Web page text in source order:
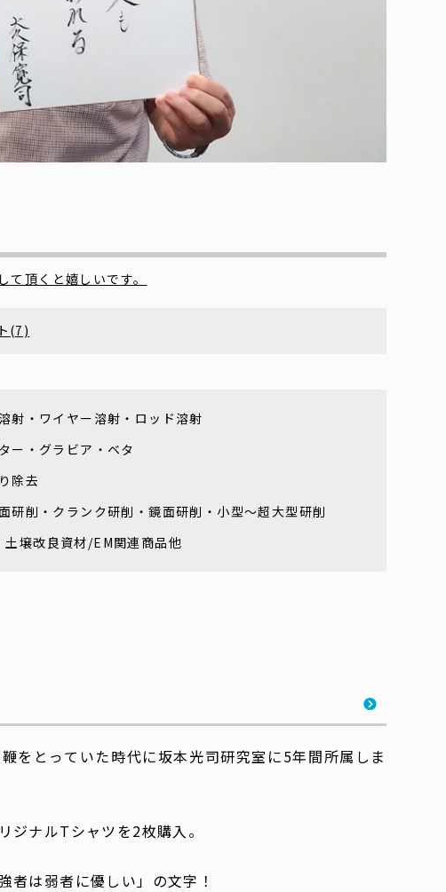
頂くと嬉しいです。
(7)
射・ワイヤー溶射・ロッド溶射
ー・グラビア・ベタ
除去
研削・クランク研削・鏡面研削・小型～超大型研削
壌改良資材/EM関連商品他
をとっていた時代に坂本光司研究室に5年間所属しま
ジナルTシャツを2枚購入。
者は弱者に優しい」の文字！